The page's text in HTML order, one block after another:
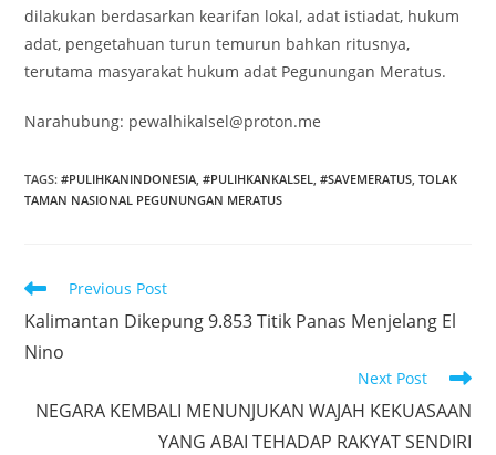
dilakukan berdasarkan kearifan lokal, adat istiadat, hukum
adat, pengetahuan turun temurun bahkan ritusnya,
terutama masyarakat hukum adat Pegunungan Meratus.
Narahubung: pewalhikalsel@proton.me
TAGS:#PULIHKANINDONESIA #PULIHKANKALSEL #SAVEMERATUS TOLAK
TAMAN NASIONAL PEGUNUNGAN MERATUS
Read
articles
Previous Post
Kalimantan Dikepung 9.853 Titik Panas Menjelang El
Nino
Next Post
NEGARA KEMBALI MENUNJUKAN WAJAH KEKUASAAN
YANG ABAI TEHADAP RAKYAT SENDIRI